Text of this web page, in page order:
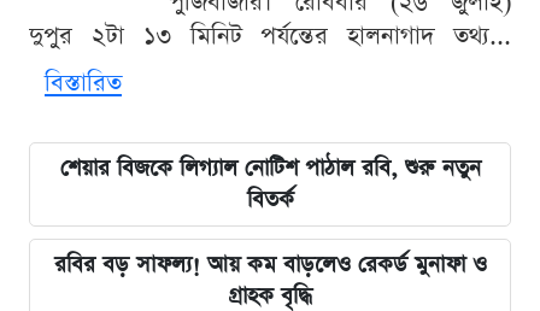
দুপুর ২টা ১৩ মিনিট পর্যন্তের হালনাগাদ তথ্য...
বিস্তারিত
শেয়ার বিজকে লিগ্যাল নোটিশ পাঠাল রবি, শুরু নতুন
বিতর্ক
রবির বড় সাফল্য! আয় কম বাড়লেও রেকর্ড মুনাফা ও
গ্রাহক বৃদ্ধি